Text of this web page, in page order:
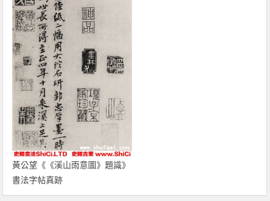
黃公望《《溪山雨意圖》題識》
書法字帖真跡